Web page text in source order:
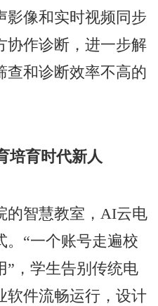
影像和实时视频同步
协作诊断，进一步解
查和诊断效率不高的
育时代新人
智慧教室，AI云电
。“一个账号走遍校
”，学生告别传统电
软件流畅运行，设计